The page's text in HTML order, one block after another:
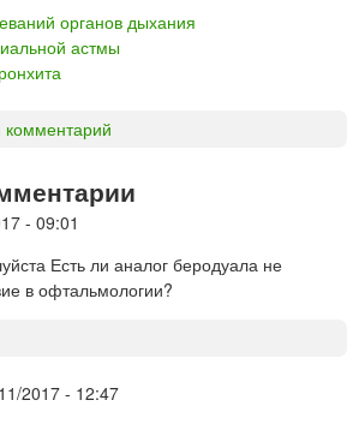
органов дыхания
астмы
комментарий
- 09:01
Есть ли аналог беродуала не
в офтальмологии?
2017 - 12:47